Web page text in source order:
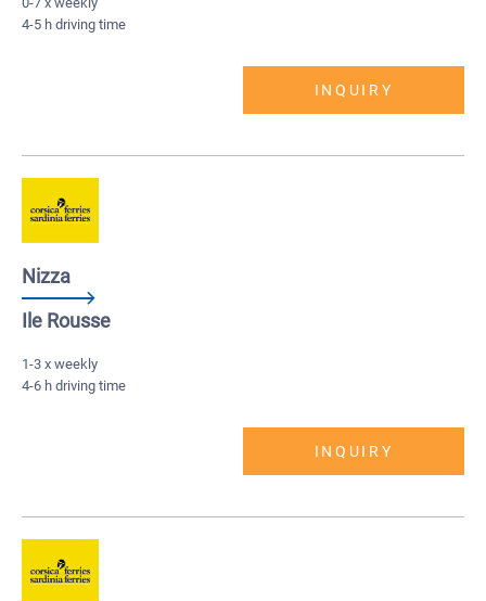
4-5 h driving time
INQUIRY
Nizza
Ile Rousse
1-3 x weekly
4-6 h driving time
INQUIRY